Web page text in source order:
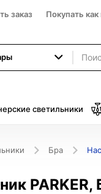
заказ Покупать
светильники
Бра